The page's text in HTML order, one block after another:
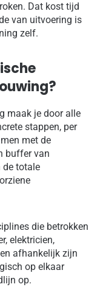
Dat kost tijd
van uitvoering is
zelf.
maak je door alle
stappen, per
met de
buffer van
totale
die betrokken
elektricien,
afhankelijk zijn
op elkaar
op.